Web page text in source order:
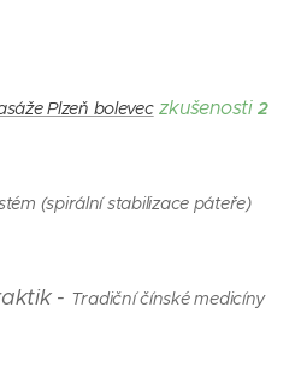
Plzeň bolevec zkušenosti 2
(spirální stabilizace páteře)
- Tradiční čínské medicíny